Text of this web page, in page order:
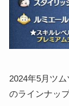
2024年5月ツ
のラインナッ